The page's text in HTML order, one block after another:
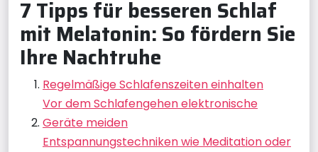
7 Tipps für besseren Schlaf
mit Melatonin: So fördern Sie
Ihre Nachtruhe
Regelmäßige Schlafenszeiten einhalten
Vor dem Schlafengehen elektronische
Geräte meiden
Entspannungstechniken wie Meditation oder